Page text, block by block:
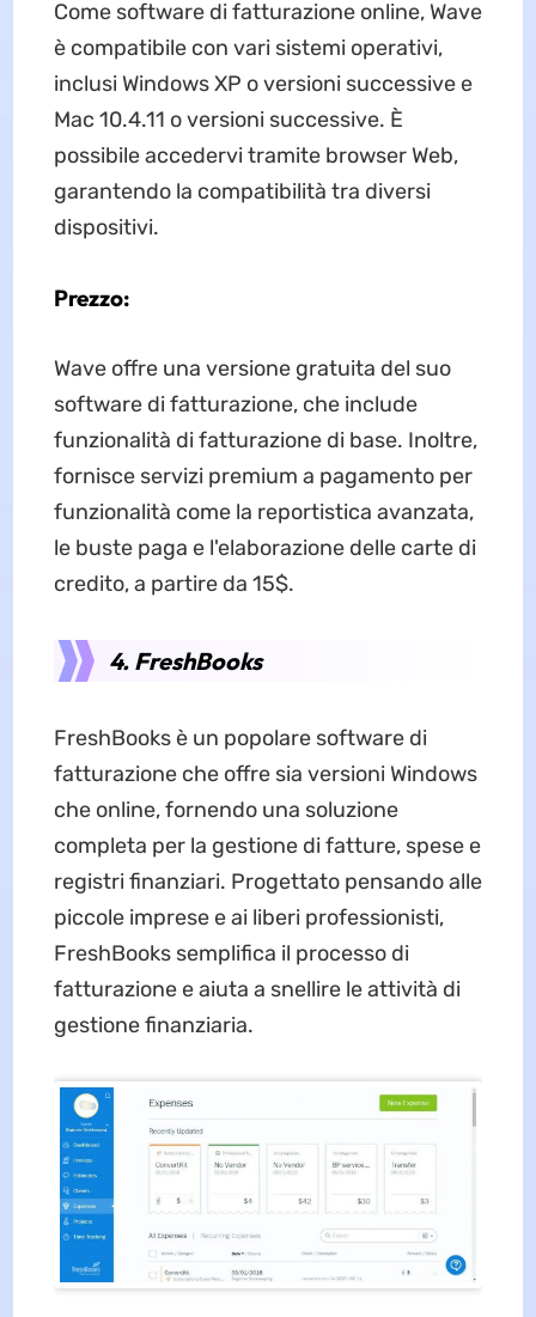
Come software di fatturazione online, Wave
è compatibile con vari sistemi operativi,
inclusi Windows XP o versioni successive e
Mac 10.4.11 o versioni successive. È
possibile accedervi tramite browser Web,
garantendo la compatibilità tra diversi
dispositivi.
Prezzo:
Wave offre una versione gratuita del suo
software di fatturazione, che include
funzionalità di fatturazione di base. Inoltre,
fornisce servizi premium a pagamento per
funzionalità come la reportistica avanzata,
le buste paga e l'elaborazione delle carte di
credito, a partire da 15$.
4. FreshBooks
FreshBooks è un popolare software di
fatturazione che offre sia versioni Windows
che online, fornendo una soluzione
completa per la gestione di fatture, spese e
registri finanziari. Progettato pensando alle
piccole imprese e ai liberi professionisti,
FreshBooks semplifica il processo di
fatturazione e aiuta a snellire le attività di
gestione finanziaria.